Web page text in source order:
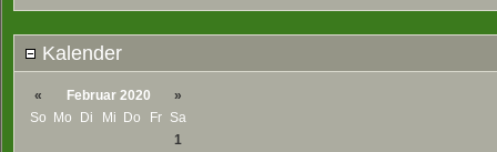
Kalender
« Februar 2020
»
So Mo Di Mi Do Fr
Sa
1